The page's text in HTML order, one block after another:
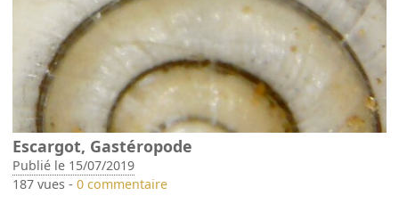
Escargot, Gastéropode
Publié le 15/07/2019
187 vues -0 commentaire